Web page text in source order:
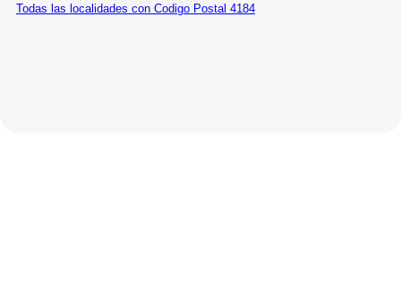
Todas las localidades con Codigo Postal 4184